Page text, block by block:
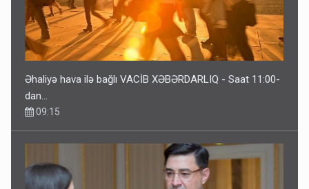
Əhaliyə hava ilə bağlı VACİB XƏBƏRDARLIQ - Saat 11:00-
dan…
09:15